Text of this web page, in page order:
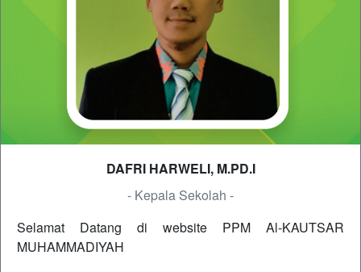
DAFRI HARWELI, M.PD.I
- Kepala Sekolah -
Selamat Datang di website PPM Al-KAUTSAR
MUHAMMADIYAH